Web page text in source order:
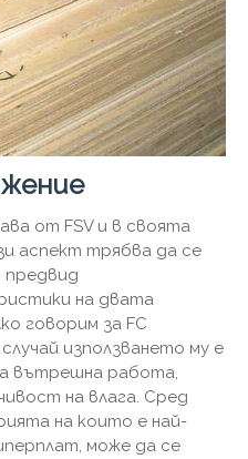
от FSV и в своята
аспект трябва да се
предвид
на двата
говорим за FC
използването му е
вътрешна работа,
на влага. Сред
на които е най-
може да се